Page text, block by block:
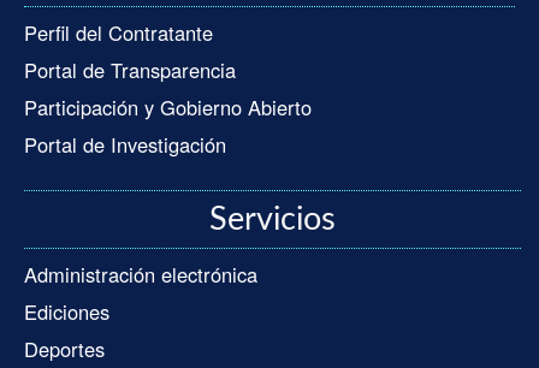
Perfil del Contratante
Portal de Transparencia
Participación y Gobierno Abierto
Portal de Investigación
Servicios
Administración electrónica
Ediciones
Deportes